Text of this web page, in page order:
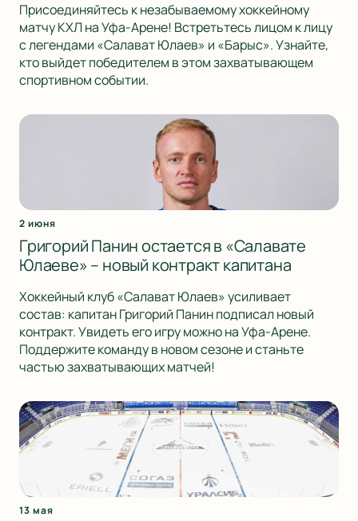
Присоединяйтесь к незабываемому хоккейному
матчу КХЛ на Уфа-Арене! Встретьтесь лицом к лицу
с легендами «Салават Юлаев» и «Барыс». Узнайте,
кто выйдет победителем в этом захватывающем
спортивном событии.
2 июня
Григорий Панин остается в «Салавате
Юлаеве» – новый контракт капитана
Хоккейный клуб «Салават Юлаев» усиливает
состав: капитан Григорий Панин подписал новый
контракт. Увидеть его игру можно на Уфа-Арене.
Поддержите команду в новом сезоне и станьте
частью захватывающих матчей!
13 мая